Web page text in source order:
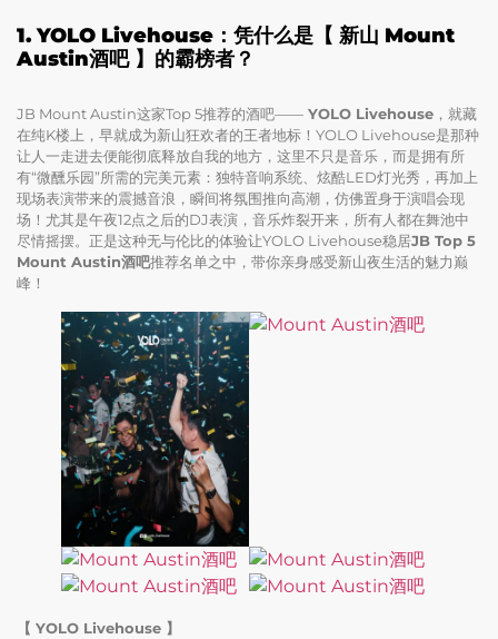
1. YOLO Livehouse：凭什么是【 新山 Mount
Austin酒吧 】的霸榜者？
JB Mount Austin这家Top 5推荐的酒吧—— YOLO Livehouse ，就藏
在纯K楼上，早就成为新山狂欢者的王者地标！YOLO Livehouse是那种
让人一走进去便能彻底释放自我的地方，这里不只是音乐，而是拥有所
有“微醺乐园”所需的完美元素：独特音响系统、炫酷LED灯光秀，再加上
现场表演带来的震撼音浪，瞬间将氛围推向高潮，仿佛置身于演唱会现
场！尤其是午夜12点之后的DJ表演，音乐炸裂开来，所有人都在舞池中
尽情摇摆。正是这种无与伦比的体验让YOLO Livehouse稳居JB Top 5
Mount Austin酒吧推荐名单之中，带你亲身感受新山夜生活的魅力巅
峰！
【 YOLO Livehouse 】